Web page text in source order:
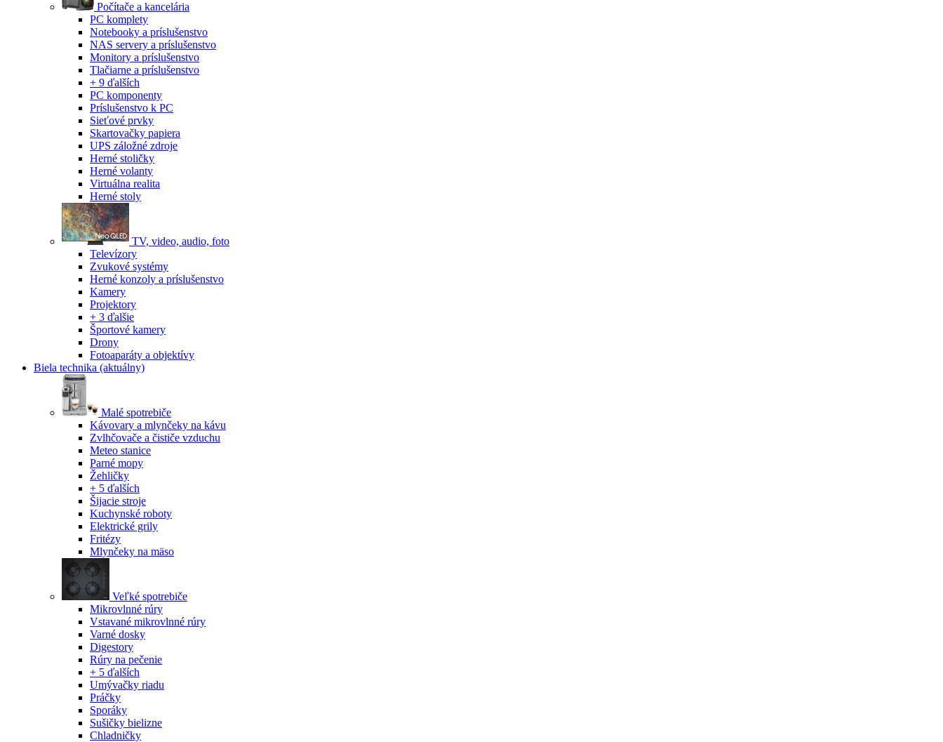
Počítače a kancelária
PC komplety
Notebooky a príslušenstvo
NAS servery a príslušenstvo
Monitory a príslušenstvo
Tlačiarne a príslušenstvo
+ 9 ďalších
PC komponenty
Príslušenstvo k PC
Sieťové prvky
Skartovačky papiera
UPS záložné zdroje
Herné stoličky
Herné volanty
Virtuálna realita
Herné stoly
TV, video, audio, foto
Televízory
Zvukové systémy
Herné konzoly a príslušenstvo
Kamery
Projektory
+ 3 ďalšie
Športové kamery
Drony
Fotoaparáty a objektívy
Biela technika (aktuálny)
Malé spotrebiče
Kávovary a mlynčeky na kávu
Zvlhčovače a čističe vzduchu
Meteo stanice
Parné mopy
Žehličky
+ 5 ďalších
Šijacie stroje
Kuchynské roboty
Elektrické grily
Fritézy
Mlynčeky na mäso
Veľké spotrebiče
Mikrovlnné rúry
Vstavané mikrovlnné rúry
Varné dosky
Digestory
Rúry na pečenie
+ 5 ďalších
Umývačky riadu
Práčky
Sporáky
Sušičky bielizne
Chladničky